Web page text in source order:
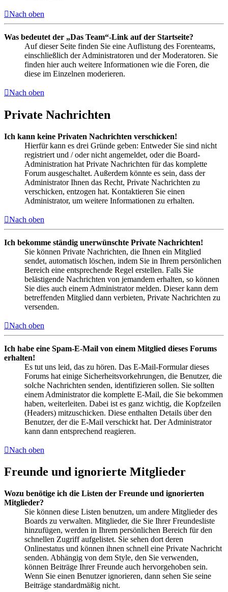
Nach oben
Was bedeutet der „Das Team“-Link auf der Startseite?
Auf dieser Seite finden Sie eine Auflistung des Forenteams,
einschließlich der Administratoren und der Moderatoren. Sie
finden hier auch weitere Informationen wie die Foren, die
diese im Einzelnen moderieren.
Nach oben
Private Nachrichten
Ich kann keine Privaten Nachrichten verschicken!
Hierfür kann es drei Gründe geben: Entweder Sie sind nicht
registriert und / oder nicht angemeldet, oder die Board-
Administration hat Private Nachrichten für das komplette
Forum ausgeschaltet. Außerdem könnte es sein, dass der
Administrator Ihnen das Recht, Private Nachrichten zu
verschicken, entzogen hat. Kontaktieren Sie einen
Administrator, um weitere Informationen zu erhalten.
Nach oben
Ich bekomme ständig unerwünschte Private Nachrichten!
Sie können Private Nachrichten, die Ihnen ein Mitglied
sendet, automatisch löschen, indem Sie in Ihrem persönlichen
Bereich eine entsprechende Regel erstellen. Falls Sie
belästigende Nachrichten von jemandem erhalten, so können
Sie dies auch einem Administrator melden. Dieser kann dem
betreffenden Mitglied dann verbieten, Private Nachrichten zu
versenden.
Nach oben
Ich habe eine Spam-E-Mail von einem Mitglied dieses Forums
erhalten!
Es tut uns leid, das zu hören. Das E-Mail-Formular dieses
Forums hat einige Sicherheitsvorkehrungen, die Benutzer, die
solche Nachrichten senden, identifizieren sollen. Sie sollten
einem Administrator die komplette E-Mail, die Sie bekommen
haben, weiterleiten. Dabei ist es ganz wichtig, die Kopfzeilen
(Headers) mitzuschicken. Diese enthalten Details über den
Benutzer, der die E-Mail verschickt hat. Der Administrator
kann dann entsprechend reagieren.
Nach oben
Freunde und ignorierte Mitglieder
Wozu benötige ich die Listen der Freunde und ignorierten
Mitglieder?
Sie können diese Listen benutzen, um andere Mitglieder des
Boards zu verwalten. Mitglieder, die Sie Ihrer Freundesliste
hinzufügen, werden in Ihrem persönlichen Bereich für den
schnellen Zugriff aufgelistet. Sie sehen dort deren
Onlinestatus und können ihnen schnell eine Private Nachricht
senden. Abhängig von dem Style, den Sie verwenden,
können Beiträge Ihrer Freunde auch hervorgehoben sein.
Wenn Sie einen Benutzer ignorieren, dann sehen Sie seine
Beiträge standardmäßig nicht.